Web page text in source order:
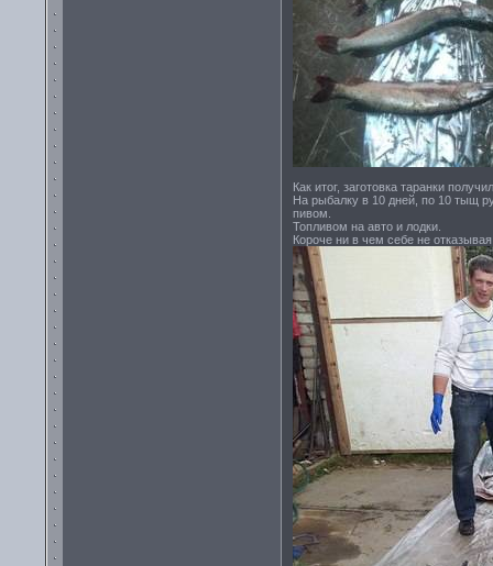
Как итог, заготовка таранки
На рыбалку в 10 дней, по 10 тыщ
пивом.
Топливом на авто и лодки.
Короче ни в чем себе не